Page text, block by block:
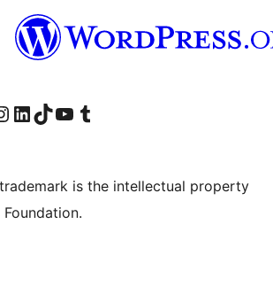
າ ຂອງພວກເຮົາ
ຢ້ຽມຊົມບັນຊີ LinkedIn ຂອງພວກເຮົາຢ້ຽມຊົມບັນຊີ TikTok ຂອງພວກເຮົາຢ້ຽມຊົມຊ່ອງ YouTube ຂອງພວກເຮົາຢ້ຽມຊົມບັນຊີ Tumblr ຂອງພວກເຮົາ
is the intellectual property